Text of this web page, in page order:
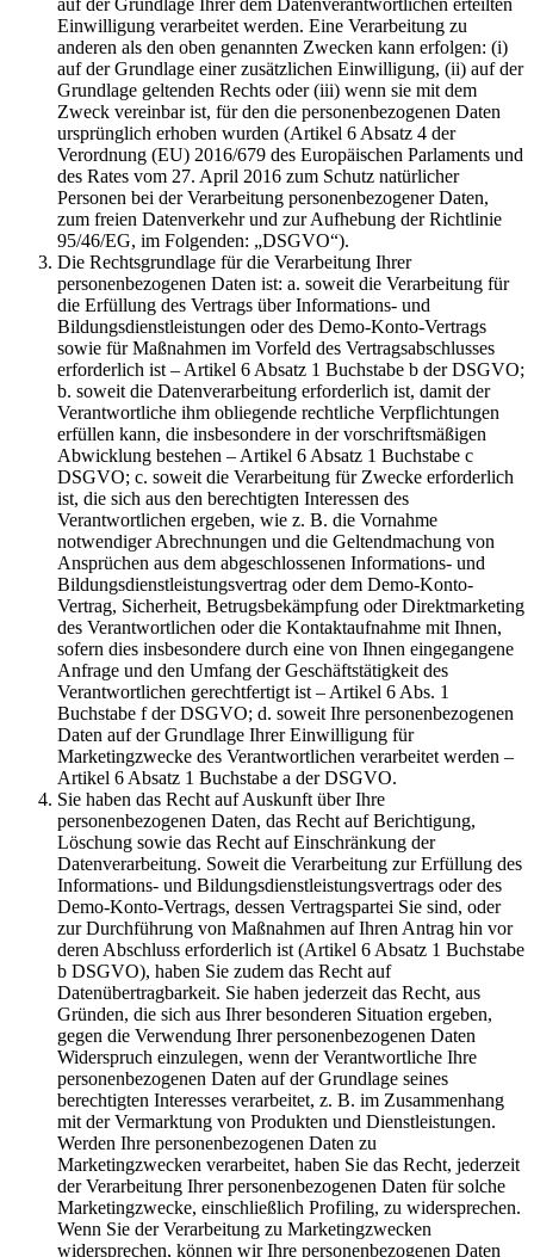
auf der Grundlage Ihrer dem Datenverantwortlichen erteilten
Einwilligung verarbeitet werden. Eine Verarbeitung zu
anderen als den oben genannten Zwecken kann erfolgen: (i)
auf der Grundlage einer zusätzlichen Einwilligung, (ii) auf der
Grundlage geltenden Rechts oder (iii) wenn sie mit dem
Zweck vereinbar ist, für den die personenbezogenen Daten
ursprünglich erhoben wurden (Artikel 6 Absatz 4 der
Verordnung (EU) 2016/679 des Europäischen Parlaments und
des Rates vom 27. April 2016 zum Schutz natürlicher
Personen bei der Verarbeitung personenbezogener Daten,
zum freien Datenverkehr und zur Aufhebung der Richtlinie
95/46/EG, im Folgenden: „DSGVO“).
Die Rechtsgrundlage für die Verarbeitung Ihrer
personenbezogenen Daten ist: a. soweit die Verarbeitung für
die Erfüllung des Vertrags über Informations- und
Bildungsdienstleistungen oder des Demo-Konto-Vertrags
sowie für Maßnahmen im Vorfeld des Vertragsabschlusses
erforderlich ist – Artikel 6 Absatz 1 Buchstabe b der DSGVO;
b. soweit die Datenverarbeitung erforderlich ist, damit der
Verantwortliche ihm obliegende rechtliche Verpflichtungen
erfüllen kann, die insbesondere in der vorschriftsmäßigen
Abwicklung bestehen – Artikel 6 Absatz 1 Buchstabe c
DSGVO; c. soweit die Verarbeitung für Zwecke erforderlich
ist, die sich aus den berechtigten Interessen des
Verantwortlichen ergeben, wie z. B. die Vornahme
notwendiger Abrechnungen und die Geltendmachung von
Ansprüchen aus dem abgeschlossenen Informations- und
Bildungsdienstleistungsvertrag oder dem Demo-Konto-
Vertrag, Sicherheit, Betrugsbekämpfung oder Direktmarketing
des Verantwortlichen oder die Kontaktaufnahme mit Ihnen,
sofern dies insbesondere durch eine von Ihnen eingegangene
Anfrage und den Umfang der Geschäftstätigkeit des
Verantwortlichen gerechtfertigt ist – Artikel 6 Abs. 1
Buchstabe f der DSGVO; d. soweit Ihre personenbezogenen
Daten auf der Grundlage Ihrer Einwilligung für
Marketingzwecke des Verantwortlichen verarbeitet werden –
Artikel 6 Absatz 1 Buchstabe a der DSGVO.
Sie haben das Recht auf Auskunft über Ihre
personenbezogenen Daten, das Recht auf Berichtigung,
Löschung sowie das Recht auf Einschränkung der
Datenverarbeitung. Soweit die Verarbeitung zur Erfüllung des
Informations- und Bildungsdienstleistungsvertrags oder des
Demo-Konto-Vertrags, dessen Vertragspartei Sie sind, oder
zur Durchführung von Maßnahmen auf Ihren Antrag hin vor
deren Abschluss erforderlich ist (Artikel 6 Absatz 1 Buchstabe
b DSGVO), haben Sie zudem das Recht auf
Datenübertragbarkeit. Sie haben jederzeit das Recht, aus
Gründen, die sich aus Ihrer besonderen Situation ergeben,
gegen die Verwendung Ihrer personenbezogenen Daten
Widerspruch einzulegen, wenn der Verantwortliche Ihre
personenbezogenen Daten auf der Grundlage seines
berechtigten Interesses verarbeitet, z. B. im Zusammenhang
mit der Vermarktung von Produkten und Dienstleistungen.
Werden Ihre personenbezogenen Daten zu
Marketingzwecken verarbeitet, haben Sie das Recht, jederzeit
der Verarbeitung Ihrer personenbezogenen Daten für solche
Marketingzwecke, einschließlich Profiling, zu widersprechen.
Wenn Sie der Verarbeitung zu Marketingzwecken
widersprechen, können wir Ihre personenbezogenen Daten